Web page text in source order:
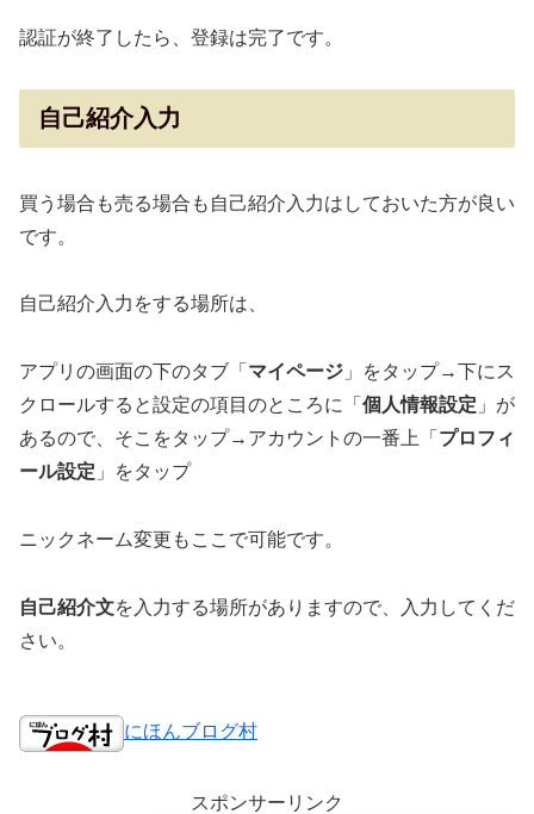
認証が終了したら、登録は完了です。
自己紹介入力
買う場合も売る場合も自己紹介入力はしておいた方が良い
です。
自己紹介入力をする場所は、
アプリの画面の下のタブ「 マイページ 」をタップ→下にス
クロールすると設定の項目のところに「 個人情報設定 」が
あるので、そこをタップ→アカウントの一番上「 プロフィ
ール設定 」をタップ
ニックネーム変更もここで可能です。
自己紹介文を入力する場所がありますので、入力してくだ
さい。
にほんブログ村
スポンサーリンク